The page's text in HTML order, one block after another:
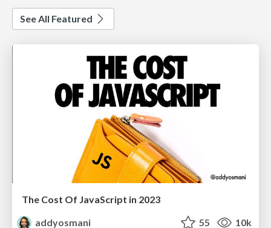
See All Featured
The Cost Of JavaScript in 2023
addyosmani
55 10k